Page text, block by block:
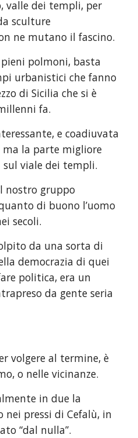
valle dei templi, per
sculture
ne mutano il fascino.
polmoni, basta
urbanistici che fanno
di Sicilia che si è
fa.
e coadiuvata
ma la parte migliore
viale dei templi.
nostro gruppo
di buono l’uomo
secoli.
da una sorta di
democrazia di quei
politica, era un
da gente seria
volgere al termine, è
o nelle vicinanze.
in due la
nei pressi di Cefalù, in
“dal nulla”.